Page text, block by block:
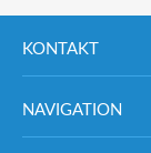
KONTAKT
NAVIGATION